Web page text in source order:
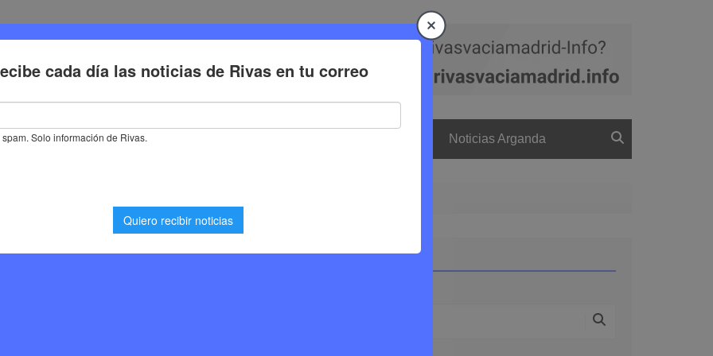
Deporte Cultura Trabajo Noticias Arganda
del arbolado